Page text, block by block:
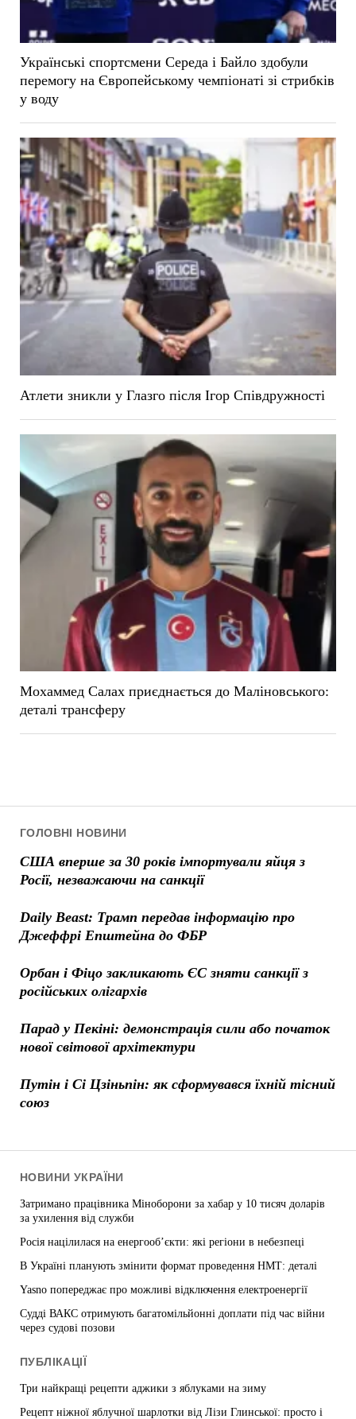
ГОЛОВНІ НОВИНИ
США вперше за 30 років імпортували яйця з
Росії, незважаючи на санкції
Daily Beast: Трамп передав інформацію про
Джеффрі Епштейна до ФБР
Орбан і Фіцо закликають ЄС зняти санкції з
російських олігархів
Парад у Пекіні: демонстрація сили або початок
нової світової архітектури
Путін і Сі Цзіньпін: як сформувався їхній тісний
союз
Українські спортсмени Середа і Байло здобули
перемогу на Європейському чемпіонаті зі стрибків
у воду
Атлети зникли у Глазго після Ігор Співдружності
Мохаммед Салах приєднається до Маліновського:
деталі трансферу
НОВИНИ УКРАЇНИ
Затримано працівника Міноборони за хабар у 10 тисяч доларів
за ухилення від служби
Росія націлилася на енергооб’єкти: які регіони в небезпеці
В Україні планують змінити формат проведення НМТ: деталі
Yasno попереджає про можливі відключення електроенергії
Судді ВАКС отримують багатомільйонні доплати під час війни
через судові позови
ПУБЛІКАЦІЇ
Три найкращі рецепти аджики з яблуками на зиму
Рецепт ніжної яблучної шарлотки від Лізи Глинської: просто і